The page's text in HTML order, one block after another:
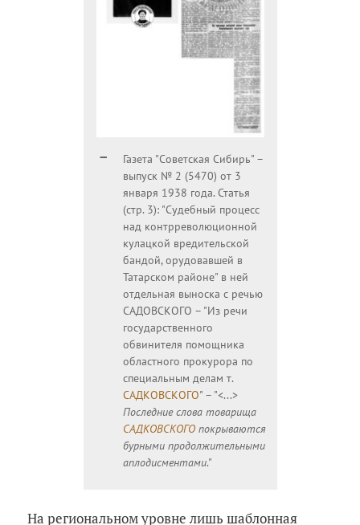
Газета "Советская Сибирь" –
выпуск № 2 (5470) от 3
января 1938 года. Статья
(стр. 3): "Судебный процесс
над контрреволюционной
кулацкой вредительской
бандой, орудовавшей в
Татарском районе" в ней
отдельная выноска с речью
САДОВСКОГО – "Из речи
государственного
обвинителя помощника
областного прокурора по
специальным делам т.
САДКОВСКОГО" – "<...>
Последние слова товарища
САДКОВСКОГОпокрываются
бурными продолжительными
аплодисментами."
На региональном уровне лишь шаблонная